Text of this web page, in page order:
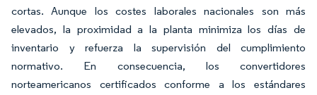
cortas. Aunque los costes laborales nacionales son más
elevados, la proximidad a la planta minimiza los días de
inventario y refuerza la supervisión del cumplimiento
normativo. En consecuencia, los convertidores
norteamericanos certificados conforme a los estándares